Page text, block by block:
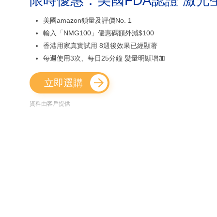
美國amazon鎖量及評價No. 1
輸入「NMG100」優惠碼額外減$100
香港用家真實試用 8週後效果已經顯著
每週使用3次、每日25分鐘 髮量明顯增加
立即選購
資料由客戶提供